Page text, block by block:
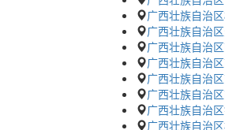
广西壮族自治
广西壮族自治
广西壮族自治
广西壮族自治
广西壮族自治
广西壮族自治
广西壮族自治
广西壮族自治